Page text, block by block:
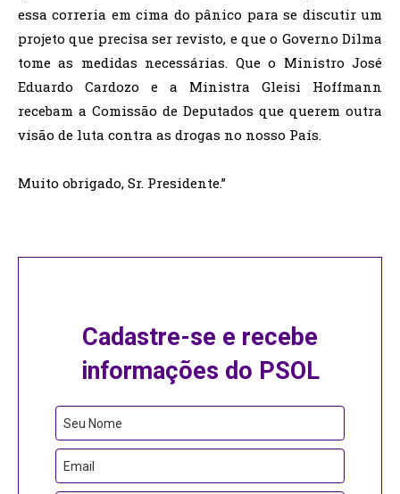
essa correria em cima do pânico para se discutir um
projeto que precisa ser revisto, e que o Governo Dilma
tome as medidas necessárias. Que o Ministro José
Eduardo Cardozo e a Ministra Gleisi Hoffmann
recebam a Comissão de Deputados que querem outra
visão de luta contra as drogas no nosso País.
Muito obrigado, Sr. Presidente.”
Cadastre-se e recebe
informações do PSOL
Seu Nome
Email